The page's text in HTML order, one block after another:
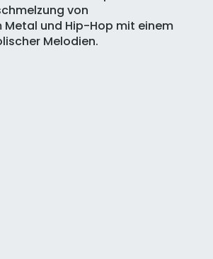
von
Metal und Hip-Hop mit einem
Melodien.